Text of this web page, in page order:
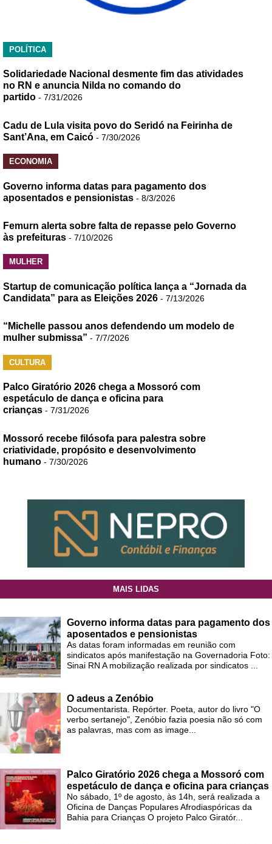
POLÍTICA
Solidariedade Nacional desmente fim das atividades
no RN e anuncia Nilda no comando do
partido - 7/31/2026
Cadu de Lula visita povo do Seridó na Feirinha de
Sant’Ana, em Caicó - 7/30/2026
ECONOMIA
Governo informa datas para pagamento dos
aposentados e pensionistas - 8/3/2026
Femurn alerta sobre falta de repasse pelo Governo
às prefeituras - 7/10/2026
MULHER
Startup de comunicação política lança a “Jornada da
Candidata” para as Eleições 2026 - 7/13/2026
“Michelle passou anos defendendo um modelo de
mulher submissa” - 7/7/2026
CULTURA
Palco Giratório 2026 chega a Mossoró com
espetáculo de dança e oficina para
crianças - 7/31/2026
Mossoró recebe filósofa para palestra sobre
criatividade, propósito e desenvolvimento
humano - 7/30/2026
MAIS LIDAS
Governo informa datas para pagamento dos
aposentados e pensionistas
As datas foram informadas em reunião com
sindicatos após manifestação na Governadoria Foto:
Sinai RN A mobilização realizada por sindicatos ...
O adeus a Zenóbio
Documentarista. Repórter. Poeta, autor do livro "O
verbo sertanejo", Zenóbio fazia poesia não só com
as palavras, mas com as image...
Palco Giratório 2026 chega a Mossoró com
espetáculo de dança e oficina para crianças
No sábado, 1º de agosto, às 14h, será realizada a
Oficina de Danças Populares Afrodiaspóricas da
Bahia para Crianças O projeto Palco Giratór...